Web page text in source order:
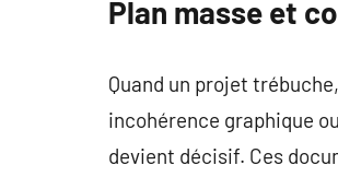
Plan masse et
Quand un projet
incohérence graphique
devient décisif. Ces